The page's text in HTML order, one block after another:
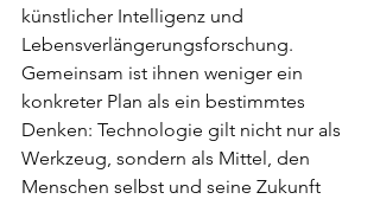
künstlicher Intelligenz und
Lebensverlängerungsforschung.
Gemeinsam ist ihnen weniger ein
konkreter Plan als ein bestimmtes
Denken: Technologie gilt nicht nur als
Werkzeug, sondern als Mittel, den
Menschen selbst und seine Zukunft